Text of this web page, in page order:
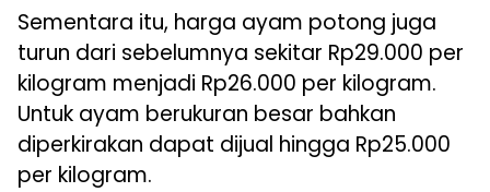
Sementara itu, harga ayam potong juga
turun dari sebelumnya sekitar Rp29.000 per
kilogram menjadi Rp26.000 per kilogram.
Untuk ayam berukuran besar bahkan
diperkirakan dapat dijual hingga Rp25.000
per kilogram.